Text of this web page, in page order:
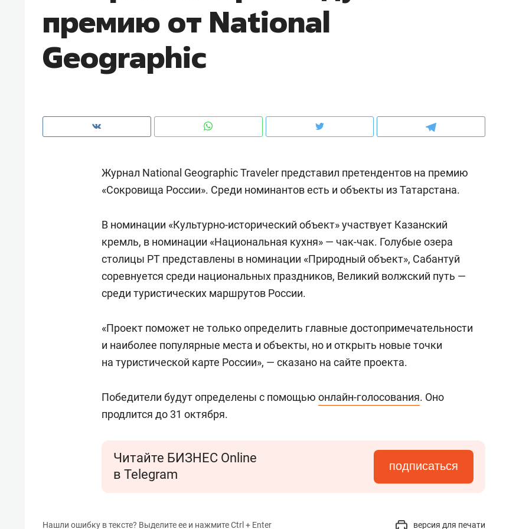
премию от National
Geographic
Журнал National Geographic Traveler представил претендентов на премию
«Сокровища России». Среди номинантов есть и объекты из Татарстана.
В номинации «Культурно-исторический объект» участвует Казанский
кремль, в номинации «Национальная кухня» — чак-чак. Голубые озера
столицы РТ представлены в номинации «Природный объект», Сабантуй
соревнуется среди национальных праздников, Великий волжский путь —
среди туристических маршрутов России.
«Проект поможет не только определить главные достопримечательности
и наиболее популярные места и объекты, но и открыть новые точки
на туристической карте России», — сказано на сайте проекта.
Победители будут определены с помощью онлайн-голосования. Оно
продлится до 31 октября.
Читайте БИЗНЕС Online
в Telegram
подписаться
Нашли ошибку в тексте? Выделите ее и нажмите Ctrl + Enter версия для печати
рынки, почему надо знать аксакалов и
чем интересен Оман?
о трехкратном росте цен, дотошных
клиентах и чудных запросах мастеров
Как ГК «МИР ГРУПП» и ВТБ
создают оазис жилого
комфорта под Казанью
150 камер до квартиры и Face
ID вместо ключа: какой будет
безопасность в ЖК «Нова»
природе, работа
с ментальным и
состоянием как основа
антихрупких команд